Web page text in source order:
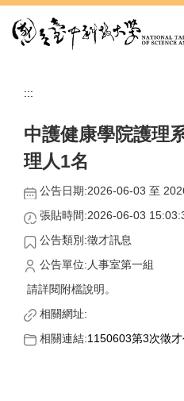
到
:::
中護健康學院護理
理人1名
公告日期:2026-06-03 至
張貼時間:2026-06-03
公告類別:徵才訊息
公告單位:人事室第一組
請詳閱附檔說明。
相關網址:
相關連結:1150603第3次徵